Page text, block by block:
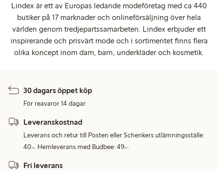
Lindex är ett av Europas ledande modeföretag med ca 440
butiker på 17 marknader och onlineförsäljning över hela
världen genom tredjepartssamarbeten. Lindex erbjuder ett
inspirerande och prisvärt mode och i sortimentet finns flera
olika koncept inom dam, barn, underkläder och kosmetik.
30 dagars öppet köp
För reavaror 14 dagar.
Leveranskostnad
Leverans och retur till Posten eller Schenkers utlämningsställe:
40:-. Hemleverans med Budbee: 49:-.
Fri leverans